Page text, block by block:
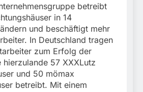
betreibt
in 14
und beschäftigt mehr
In Deutschland tragen
zum Erfolg der
hierzulande 57 XXXLutz
und 50 mömax
betreibt. Mit einem